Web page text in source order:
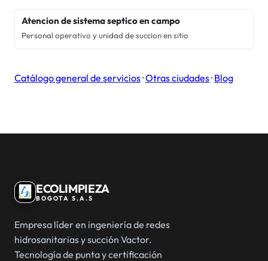
Atencion de sistema septico en campo
Personal operativo y unidad de succion en sitio
Catálogo general de servicios·Otras ciudades· Blog
ECOLIMPIEZA
BOGOTA S.A.S
Empresa líder en ingeniería de redes
hidrosanitarias y succión Vactor.
Tecnología de punta y certificación